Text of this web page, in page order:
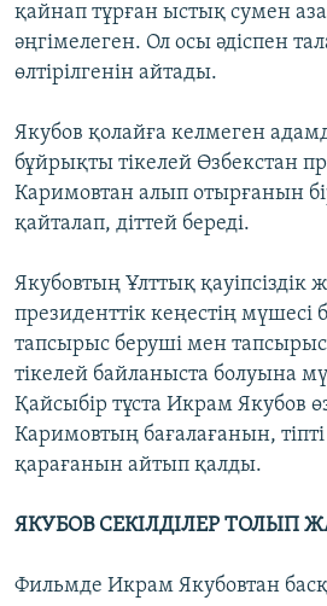
қайнап тұрған ыстық сумен
әңгімелеген. Ол осы әдіспен
өлтірілгенін айтады.
Якубов қолайға келмеген
бұйрықты тікелей Өзбекстан
Каримовтан алып отырғанын
қайталап, діттей береді.
Якубовтың Ұлттық қауіпсіздік
президенттік кеңестің мүшесі
тапсырыс беруші мен
тікелей байланыста болуына
Қайсыбір тұста Икрам Якубов
Каримовтың бағалағанын,
қарағанын айтып қалды.
ЯКУБОВ СЕКІЛДІЛЕР ТОЛЫП
Фильмде Икрам Якубовтан